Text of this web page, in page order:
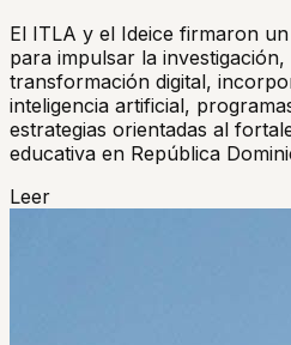
El ITLA y el Ideice firmaron
para impulsar la
transformación digital,
inteligencia artificial,
estrategias orientadas al
educativa en República
Leer